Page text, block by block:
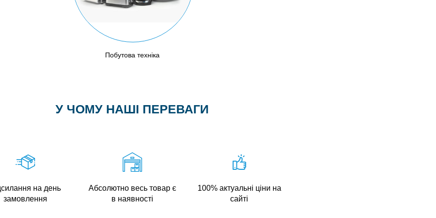
Побутова техніка
У ЧОМУ НАШІ ПЕРЕВАГИ
на день
замовлення
Абсолютно весь товар є
в наявності
100% актуальні ціни на
сайті